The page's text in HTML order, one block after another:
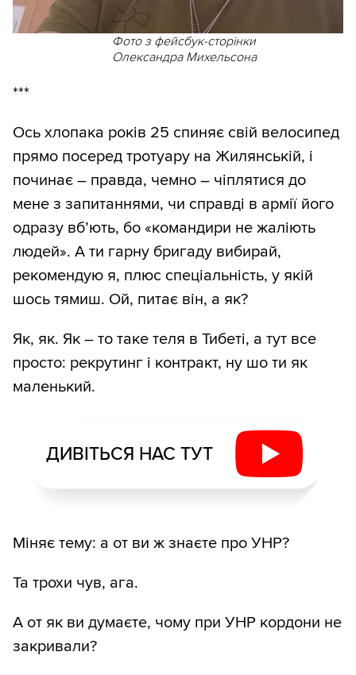
Фото з фейсбук-сторінки
Олександра Михельсона
***
Ось хлопака років 25 спиняє свій велосипед
прямо посеред тротуару на Жилянській, і
починає – правда, чемно – чіплятися до
мене з запитаннями, чи справді в армії його
одразу вб’ють, бо «командири не жаліють
людей». А ти гарну бригаду вибирай,
рекомендую я, плюс спеціальність, у якій
шось тямиш. Ой, питає він, а як?
Як, як. Як – то таке теля в Тибеті, а тут все
просто: рекрутинг і контракт, ну шо ти як
маленький.
ДИВІТЬСЯ НАС ТУТ
Міняє тему: а от ви ж знаєте про УНР?
Та трохи чув, ага.
А от як ви думаєте, чому при УНР кордони не
закривали?